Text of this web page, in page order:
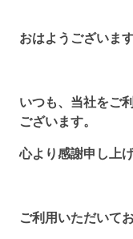
おはようございま
いつも、当社をご
ございます。
心より感謝申し上げ
ご利用いただいて